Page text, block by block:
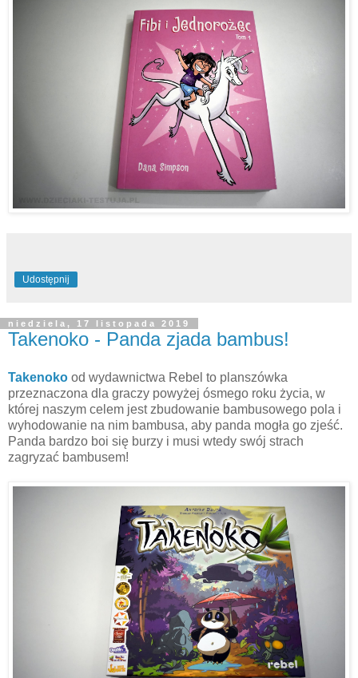
Udostępnij
niedziela, 17 listopada 2019
Takenoko - Panda zjada bambus!
Takenoko od wydawnictwa Rebel to planszówka
przeznaczona dla graczy powyżej ósmego roku życia, w
której naszym celem jest zbudowanie bambusowego pola i
wyhodowanie na nim bambusa, aby panda mogła go zjeść.
Panda bardzo boi się burzy i musi wtedy swój strach
zagryzać bambusem!